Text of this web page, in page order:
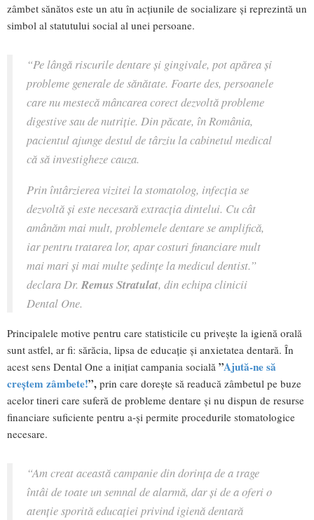
zâmbet sănătos este un atu în acţiunile de socializare şi reprezintă un
simbol al statutului social al unei persoane.
“Pe lângă riscurile dentare şi gingivale, pot apărea şi
probleme generale de sănătate. Foarte des, persoanele
care nu mestecă mâncarea corect dezvoltă probleme
digestive sau de nutriţie. Din păcate, în România,
pacientul ajunge destul de târziu la cabinetul medical
că să investigheze cauza.
Prin întârzierea vizitei la stomatolog, infecţia se
dezvoltă şi este necesară extracţia dintelui. Cu cât
amânăm mai mult, problemele dentare se amplifică,
iar pentru tratarea lor, apar costuri financiare mult
mai mari şi mai multe şedinţe la medicul dentist.”
declara Dr. Remus Stratulat, din echipa clinicii
Dental One.
Principalele motive pentru care statisticile cu priveşte la igienă orală
sunt astfel, ar fi: sărăcia, lipsa de educaţie şi anxietatea dentară. În
acest sens Dental One a iniţiat campania socială ”Ajută-ne să
creştem zâmbete!”, prin care doreşte să readucă zâmbetul pe buze
acelor tineri care suferă de probleme dentare şi nu dispun de resurse
financiare suficiente pentru a-şi permite procedurile stomatologice
necesare.
“Am creat această campanie din dorinţa de a trage
întâi de toate un semnal de alarmă, dar şi de a oferi o
atenţie sporită educaţiei privind igienă dentară